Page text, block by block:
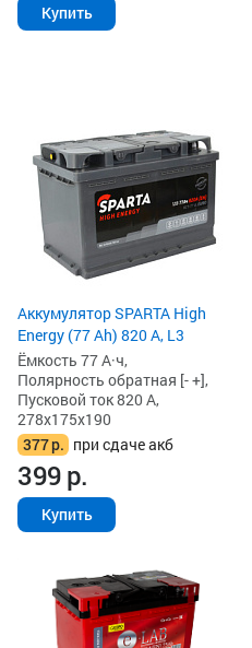
Купить
Аккумулятор SPARTA High
Energy (77 Ah) 820 А, L3
Ёмкость 77 А·ч,
Полярность обратная [- +],
Пусковой ток 820 А,
278x175x190
377р. при сдаче акб
399р.
Купить